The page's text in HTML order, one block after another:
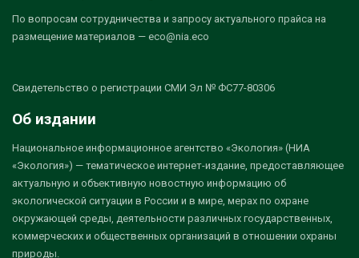
По вопросам сотрудничества и запросу актуального прайса на
размещение материалов — eco@nia.eco
Свидетельство о регистрации СМИ Эл № ФС77-80306
Об издании
Национальное информационное агентство «Экология» (НИА
«Экология») — тематическое интернет-издание, предоставляющее
актуальную и объективную новостную информацию об
экологической ситуации в России и в мире, мерах по охране
окружающей среды, деятельности различных государственных,
коммерческих и общественных организаций в отношении охраны
природы.